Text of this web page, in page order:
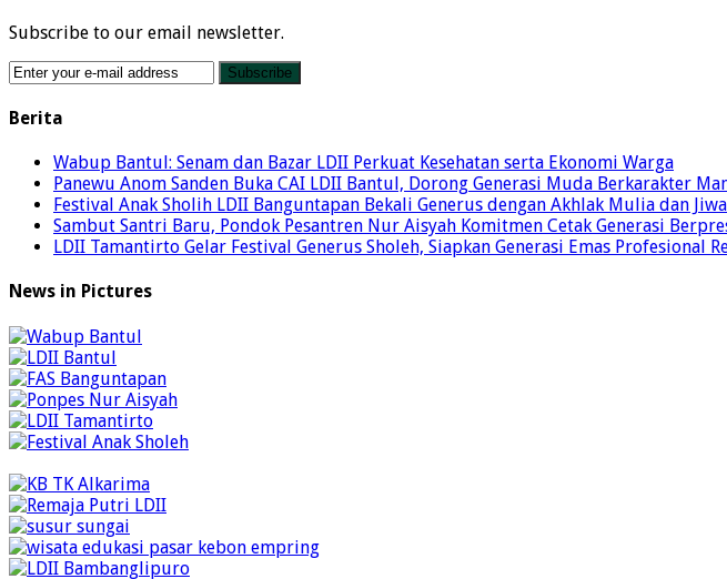
Subscribe to our email newsletter.
Berita
Wabup Bantul: Senam dan Bazar LDII Perkuat Kesehatan serta Ekonomi Warga
Panewu Anom Sanden Buka CAI LDII Bantul, Dorong Generasi Muda Berkarakter
Festival Anak Sholih LDII Banguntapan Bekali Generus dengan Akhlak Mulia dan
Sambut Santri Baru, Pondok Pesantren Nur Aisyah Komitmen Cetak Generasi
LDII Tamantirto Gelar Festival Generus Sholeh, Siapkan Generasi Emas Profesional
News in Pictures